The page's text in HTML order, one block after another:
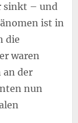
sinkt – und
ist in
die
waren
der
nun